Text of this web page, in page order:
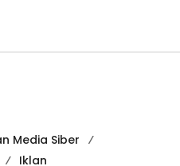
Media Siber
Iklan